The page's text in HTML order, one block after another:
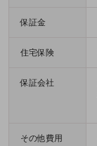
保証金
住宅保険
保証会社
その他費用